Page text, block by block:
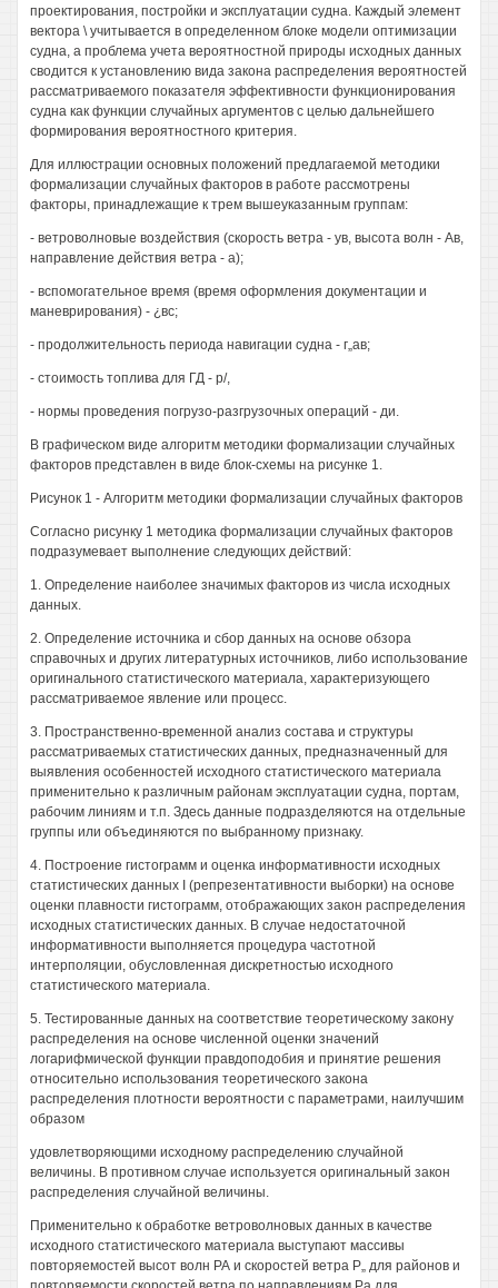
проектирования, постройки и эксплуатации судна. Каждый элемент
вектора \ учитывается в определенном блоке модели оптимизации
судна, а проблема учета вероятностной природы исходных данных
сводится к установлению вида закона распределения вероятностей
рассматриваемого показателя эффективности функционирования
судна как функции случайных аргументов с целью дальнейшего
формирования вероятностного критерия.
Для иллюстрации основных положений предлагаемой методики
формализации случайных факторов в работе рассмотрены
факторы, принадлежащие к трем вышеуказанным группам:
- ветроволновые воздействия (скорость ветра - ув, высота волн - Ав,
направление действия ветра - а);
- вспомогательное время (время оформления документации и
маневрирования) - ¿вс;
- продолжительность периода навигации судна - г„ав;
- стоимость топлива для ГД - р/,
- нормы проведения погрузо-разгрузочных операций - ди.
В графическом виде алгоритм методики формализации случайных
факторов представлен в виде блок-схемы на рисунке 1.
Рисунок 1 - Алгоритм методики формализации случайных факторов
Согласно рисунку 1 методика формализации случайных факторов
подразумевает выполнение следующих действий:
1. Определение наиболее значимых факторов из числа исходных
данных.
2. Определение источника и сбор данных на основе обзора
справочных и других литературных источников, либо использование
оригинального статистического материала, характеризующего
рассматриваемое явление или процесс.
3. Пространственно-временной анализ состава и структуры
рассматриваемых статистических данных, предназначенный для
выявления особенностей исходного статистического материала
применительно к различным районам эксплуатации судна, портам,
рабочим линиям и т.п. Здесь данные подразделяются на отдельные
группы или объединяются по выбранному признаку.
4. Построение гистограмм и оценка информативности исходных
статистических данных I (репрезентативности выборки) на основе
оценки плавности гистограмм, отображающих закон распределения
исходных статистических данных. В случае недостаточной
информативности выполняется процедура частотной
интерполяции, обусловленная дискретностью исходного
статистического материала.
5. Тестированные данных на соответствие теоретическому закону
распределения на основе численной оценки значений
логарифмической функции правдоподобия и принятие решения
относительно использования теоретического закона
распределения плотности вероятности с параметрами, наилучшим
образом
удовлетворяющими исходному распределению случайной
величины. В противном случае используется оригинальный закон
распределения случайной величины.
Применительно к обработке ветроволновых данных в качестве
исходного статистического материала выступают массивы
повторяемостей высот волн РА и скоростей ветра Р„ для районов и